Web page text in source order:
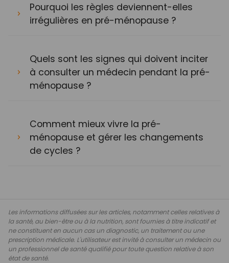
Pourquoi les règles deviennent-elles
irrégulières en pré-ménopause ?
Quels sont les signes qui doivent inciter
à consulter un médecin pendant la pré-
ménopause ?
Comment mieux vivre la pré-
ménopause et gérer les changements
de cycles ?
Les informations diffusées sur les articles, notamment celles relatives à
la santé, au bien-être ou à la nutrition, sont fournies à titre indicatif et
ne constituent en aucun cas un diagnostic, un traitement ou une
prescription médicale. L'utilisateur est invité à consulter un médecin ou
un professionnel de santé qualifié pour toute question relative à son
état de santé.